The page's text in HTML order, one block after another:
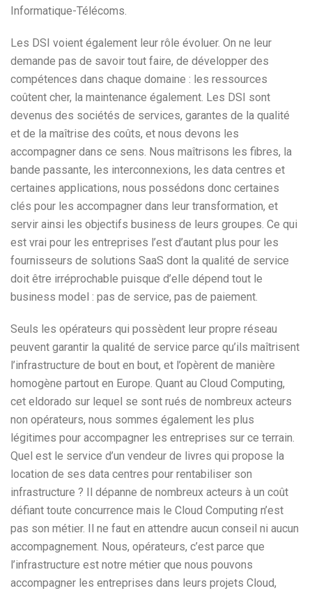
Informatique-Télécoms.
Les DSI voient également leur rôle évoluer. On ne leur
demande pas de savoir tout faire, de développer des
compétences dans chaque domaine : les ressources
coûtent cher, la maintenance également. Les DSI sont
devenus des sociétés de services, garantes de la qualité
et de la maîtrise des coûts, et nous devons les
accompagner dans ce sens. Nous maîtrisons les fibres, la
bande passante, les interconnexions, les data centres et
certaines applications, nous possédons donc certaines
clés pour les accompagner dans leur transformation, et
servir ainsi les objectifs business de leurs groupes. Ce qui
est vrai pour les entreprises l’est d’autant plus pour les
fournisseurs de solutions SaaS dont la qualité de service
doit être irréprochable puisque d’elle dépend tout le
business model : pas de service, pas de paiement.
Seuls les opérateurs qui possèdent leur propre réseau
peuvent garantir la qualité de service parce qu’ils maîtrisent
l’infrastructure de bout en bout, et l’opèrent de manière
homogène partout en Europe. Quant au Cloud Computing,
cet eldorado sur lequel se sont rués de nombreux acteurs
non opérateurs, nous sommes également les plus
légitimes pour accompagner les entreprises sur ce terrain.
Quel est le service d’un vendeur de livres qui propose la
location de ses data centres pour rentabiliser son
infrastructure ? Il dépanne de nombreux acteurs à un coût
défiant toute concurrence mais le Cloud Computing n’est
pas son métier. Il ne faut en attendre aucun conseil ni aucun
accompagnement. Nous, opérateurs, c’est parce que
l’infrastructure est notre métier que nous pouvons
accompagner les entreprises dans leurs projets Cloud,